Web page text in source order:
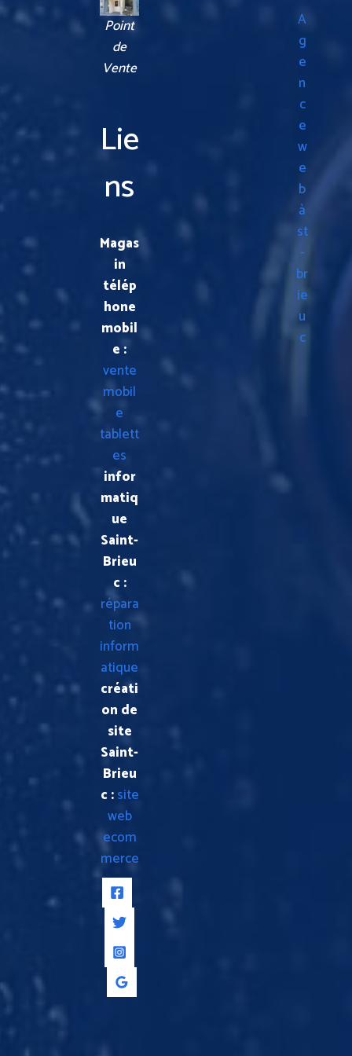
Point
de
Vente
Lie
ns
Magas
in
télép
hone
mobil
e :
vente
mobil
e
tablett
es
infor
matiq
ue
Saint-
Brieu
c :
répara
tion
inform
atique
créati
on de
site
Saint-
Brieu
c :site
web
ecom
merce
A
g
e
n
c
e
w
e
b
à
st
-
br
ie
u
c